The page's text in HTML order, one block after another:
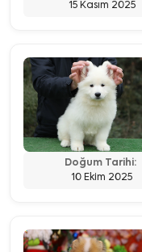
15 Kasım 2025
Doğum Tarihi:
10 Ekim 2025